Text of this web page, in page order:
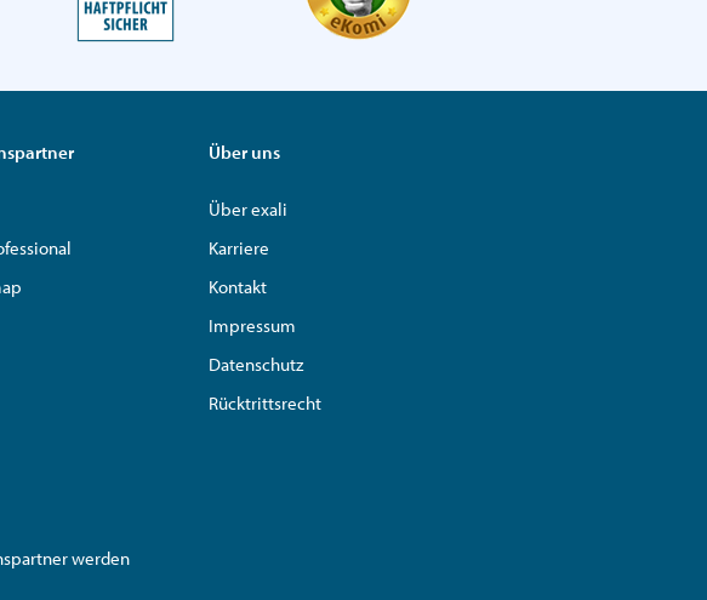
werden
Über uns
Über exali
Karriere
Kontakt
Impressum
Datenschutz
Rücktrittsrecht